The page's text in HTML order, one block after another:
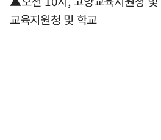
교육지원청 및 학교